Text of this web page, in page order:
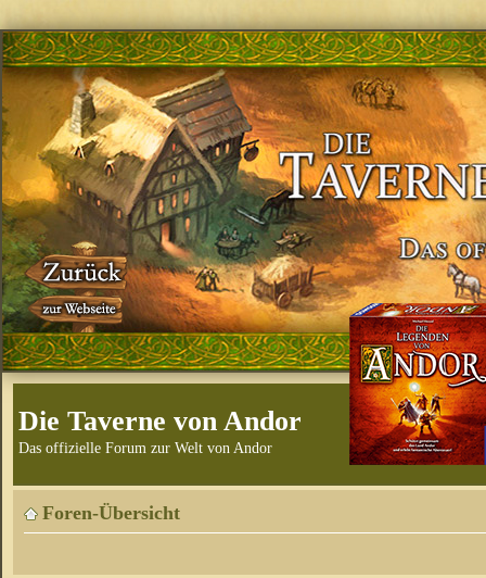
Die Taverne von Andor
Das offizielle Forum zur Welt von Andor
Foren-Übersicht